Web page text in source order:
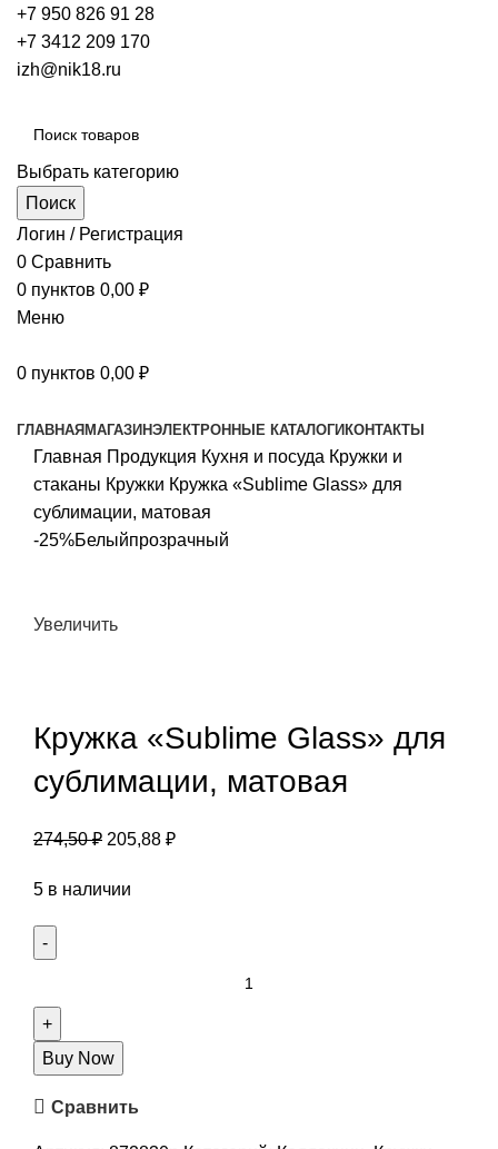
+7 950 826 91 28
+7 3412 209 170
izh@nik18.ru
Выбрать категорию
Поиск
Логин / Регистрация
0 Сравнить
0 пунктов 0,00 ₽
Меню
0 пунктов 0,00 ₽
ГЛАВНАЯ МАГАЗИНЭЛЕКТРОННЫЕ КАТАЛОГИ КОНТАКТЫ
Главная Продукция Кухня и посуда Кружки и
стаканы Кружки Кружка «Sublime Glass» для
сублимации, матовая
-25%Белыйпрозрачный
Увеличить
Кружка «Sublime Glass» для
сублимации, матовая
274,50₽ 205,88 ₽
5 в наличии
Buy Now
Сравнить